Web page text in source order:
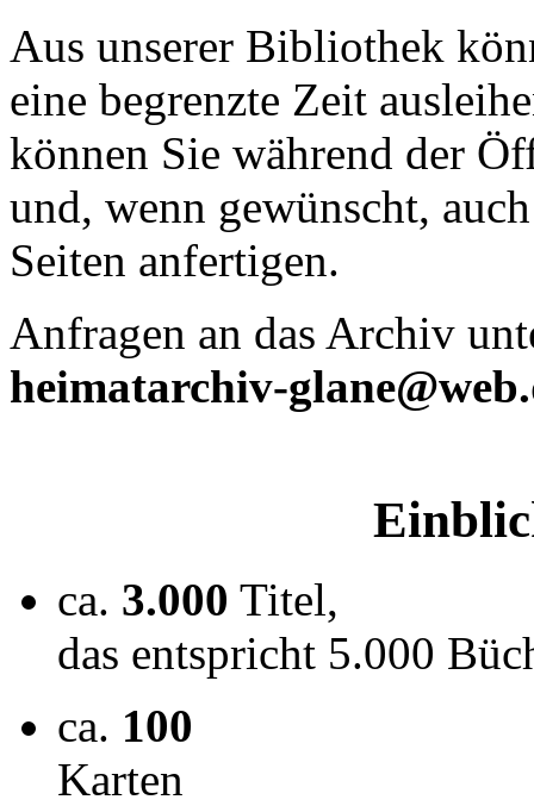
Aus unserer Bibliothek
eine begrenzte Zeit
können Sie während der
und, wenn gewünscht,
Seiten anfertigen.
Anfragen an das Archiv
heimatarchiv-
ca. 3.000 Titel,
das entspricht 5.000
ca. 100
Karten